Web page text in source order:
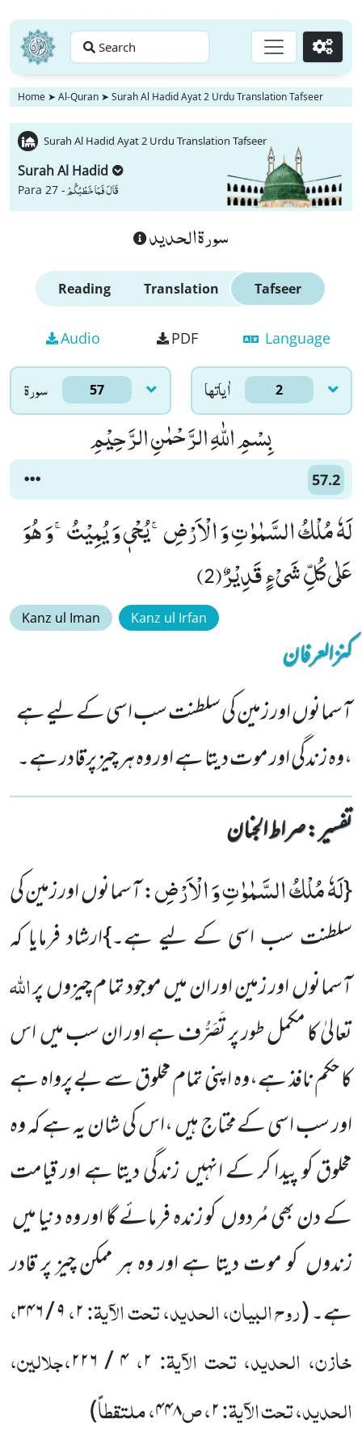
Search Go
Home ➤ Al-Quran ➤ Surah Al Hadid Ayat 2 Urdu Translation Tafseer
Surah Al Hadid Ayat 2 Urdu Translation Tafseer
Surah Al Hadid
Para 27 -قَالَ فَمَا خَطْبُكُمْ
سورة الحديد
Reading Translation Tafseer
Audio PDF Language
سورۃ 57 اٰياتها 2
بِسْمِ اللّٰهِ الرَّحْمٰنِ الرَّحِیْمِ
57.2
لَهٗ مُلْكُ السَّمٰوٰتِ وَ الْاَرْضِۚ-یُحْیٖ وَ یُمِیْتُۚ-وَ هُوَ
عَلٰى كُلِّ شَیْءٍ قَدِیْرٌ(2)
Kanz ul Iman Kanz ul Irfan
کنزالعرفان
آسمانوں اور زمین کی سلطنت سب اسی کے لیے ہے
،وہ زندگی اور موت دیتا ہے اور وہ ہر چیز پرقادر ہے۔
تفسیر : ‎صراط الجنان
{لَهٗ مُلْكُ السَّمٰوٰتِ وَ الْاَرْضِ: آسمانوں اور زمین کی
سلطنت سب اسی کے لیے ہے۔}ارشاد فرمایا کہ
آسمانوں اور زمین اور ان میں موجود تما م چیزوں پراللہ
تعالیٰ کا مکمل طور پر تَصَرُّف ہے اور ان سب میں اس
کا حکم نافذ ہے،وہ اپنی تمام مخلوق سے بے پرواہ ہے
اور سب اسی کےمحتاج ہیں ،اس کی شان یہ ہے کہ وہ
مخلوق کو پیدا کر کے انہیں زندگی دیتا ہے اور قیامت
کے دن بھی مُردوں کو زندہ فرمائے گا اور وہ دنیا میں
زندوں کو موت دیتا ہے اور وہ ہر ممکن چیز پر قادر
ہے۔(روح البیان، الحدید، تحت الآیۃ:۲،۹ / ۳۴۶
،
خازن، الحدید، تحت الآیۃ: ۲،۴ / ۲۲۶
،جلالین،
الحدید، تحت الآیۃ:۲، ص۴۴۸، ملتقطاً)